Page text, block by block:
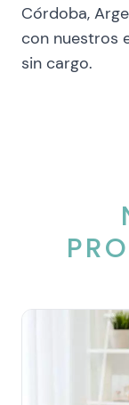
Córdoba,
con nuestros
sin cargo.